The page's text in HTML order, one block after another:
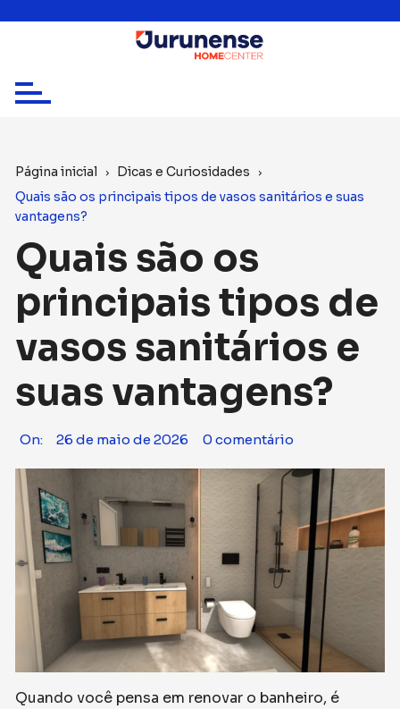
Página inicial
Dicas e Curiosidades
Quais são os principais tipos de vasos sanitários e suas
vantagens?
Quais são os
principais tipos de
vasos sanitários e
suas vantagens?
On: 26 de maio de 2026 0 comentário
Quando você pensa em renovar o banheiro, é